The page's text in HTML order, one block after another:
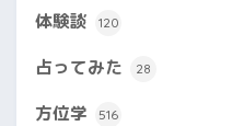
体験談 120
占ってみた 28
方位学 516